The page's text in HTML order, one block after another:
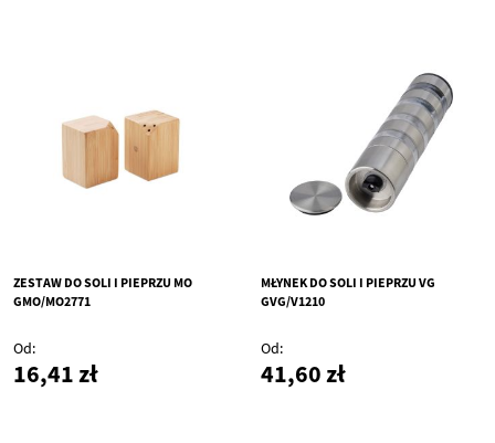
ZESTAW DO SOLI I PIEPRZU MO
GMO/MO2771
Od
16,41 zł
MŁYNEK DO SOLI I PIEPRZU VG
GVG/V1210
Od
41,60 zł